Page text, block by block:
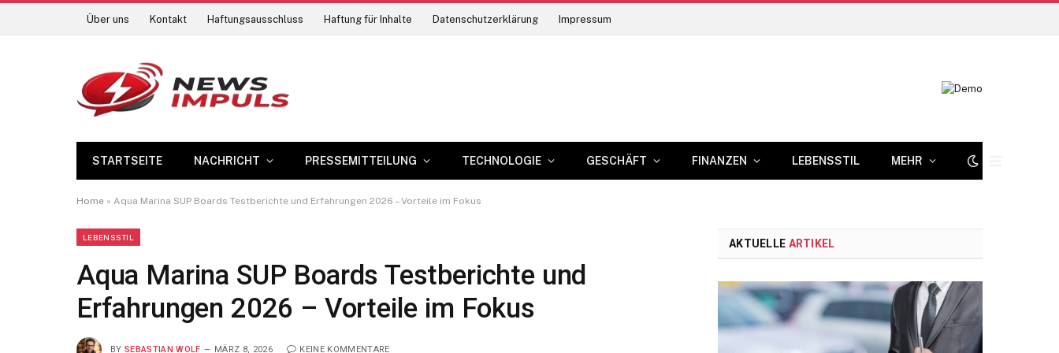
Über uns Kontakt Haftungsausschluss Haftung für Inhalte Datenschutzerklärung Impressum
STARTSEITE NACHRICHT PRESSEMITTEILUNG TECHNOLOGIE GESCHÄFT FINANZEN LEBENSSTIL MEHR
Home » Aqua Marina SUP Boards Testberichte und Erfahrungen 2026 – Vorteile im Fokus
LEBENSSTIL
Aqua Marina SUP Boards Testberichte und
Erfahrungen 2026 – Vorteile im Fokus
BY SEBASTIAN WOLF MÄRZ 8, 2026 KEINE KOMMENTARE
AKTUELLE ARTIKEL